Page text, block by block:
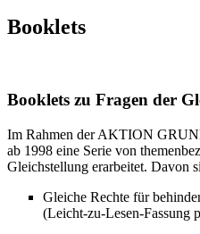
Booklets
Booklets zu Fragen der
Im Rahmen der AKTION
ab 1998 eine Serie von
Gleichstellung erarbeitet. Davon
Gleiche Rechte für
(Leicht-zu-Lesen-Fassung